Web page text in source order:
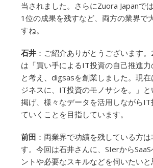
当されました。さらにZuora Japanで
1位の成果を残すなど、両方の業界で
すね。
石井 ：ご紹介ありがとうございます
は「買い手によるIT投資の自己推進
と考え、digsasを創業しました。現
ジネスに、IT投資のモノサシを。」
掲げ、様々なデータを活用しながらIT
ていくことを目指しています。
前田 ：両業界で功績を残している方
す。今回は石井さんに、SIerから
ントや必要なスキルなどを伺いたいと